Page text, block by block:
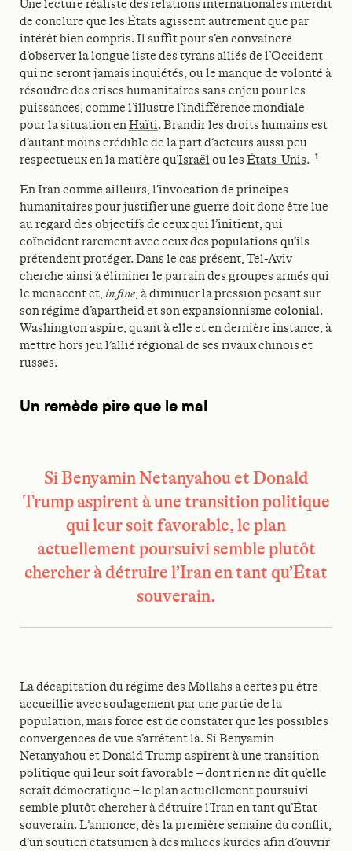
Une lecture réaliste des relations internationales interdit
de conclure que les États agissent autrement que par
intérêt bien compris. Il suffit pour s’en convaincre
d’observer la longue liste des tyrans alliés de l’Occident
qui ne seront jamais inquiétés, ou le manque de volonté à
résoudre des crises humanitaires sans enjeu pour les
puissances, comme l’illustre l’indifférence mondiale
pour la situation enHaïti. Brandir les droits humains est
d’autant moins crédible de la part d’acteurs aussi peu
respectueux en la matière qu’Israëlou les États-Unis. 1
En Iran comme ailleurs, l’invocation de principes
humanitaires pour justifier une guerre doit donc être lue
au regard des objectifs de ceux qui l’initient, qui
coïncident rarement avec ceux des populations qu’ils
prétendent protéger. Dans le cas présent, Tel-Aviv
cherche ainsi à éliminer le parrain des groupes armés qui
le menacent et, in fine, à diminuer la pression pesant sur
son régime d’apartheid et son expansionnisme colonial.
Washington aspire, quant à elle et en dernière instance, à
mettre hors jeu l’allié régional de ses rivaux chinois et
russes.
Un remède pire que le mal
Si Benyamin Netanyahou et Donald
Trump aspirent à une transition politique
qui leur soit favorable, le plan
actuellement poursuivi semble plutôt
chercher à détruire l’Iran en tant qu’État
souverain.
La décapitation du régime des Mollahs a certes pu être
accueillie avec soulagement par une partie de la
population, mais force est de constater que les possibles
convergences de vue s’arrêtent là. Si Benyamin
Netanyahou et Donald Trump aspirent à une transition
politique qui leur soit favorable – dont rien ne dit qu’elle
serait démocratique – le plan actuellement poursuivi
semble plutôt chercher à détruire l’Iran en tant qu’État
souverain. L’annonce, dès la première semaine du conflit,
d’un soutien étatsunien à des milices kurdes afin d’ouvrir